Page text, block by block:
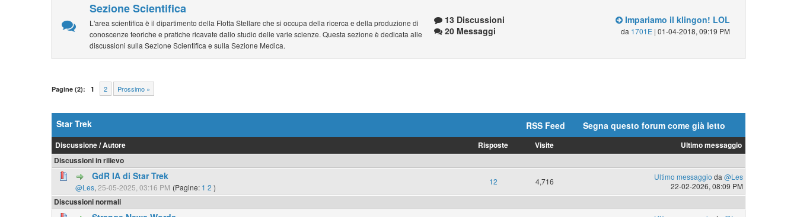
Sezione Scientifica
L'area scientifica è il dipartimento della Flotta Stellare che si occupa della ricerca e della produzione di
conoscenze teoriche e pratiche ricavate dallo studio delle varie scienze. Questa sezione è dedicata alle
discussioni sulla Sezione Scientifica e sulla Sezione Medica.
13 Discussioni
20 Messaggi
Impariamo il klingon! LOL
da 1701E | 01-04-2018, 09:19 PM
Pagine (2): 1 2 Prossimo »
Star Trek RSS Feed Segna questo forum come già letto
Discussione/Autore Risposte Visite
Ultimo messaggio
Discussioni in rilievo
GdR IA di Star Trek
@Les, 25-05-2025, 03:16 PM (Pagine: 1 2 )
12 4,716 Ultimo messaggio da @Les
22-02-2026, 08:09 PM
Discussioni normali